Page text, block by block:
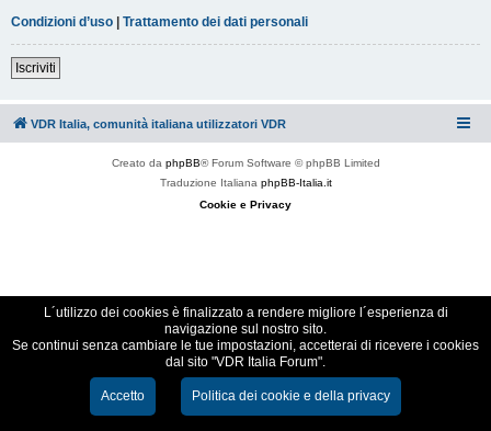
Condizioni d’uso | Trattamento dei dati personali
Iscriviti
VDR Italia, comunità italiana utilizzatori VDR
Creato da phpBB® Forum Software © phpBB Limited
Traduzione Italiana phpBB-Italia.it
Cookie e Privacy
L´utilizzo dei cookies è finalizzato a rendere migliore l´esperienza di
navigazione sul nostro sito.
Se continui senza cambiare le tue impostazioni, accetterai di ricevere i cookies
dal sito "VDR Italia Forum".
Accetto Politica dei cookie e della privacy